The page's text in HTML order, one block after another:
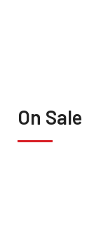
On Sale